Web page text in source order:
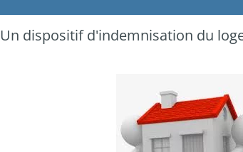
Un dispositif d'indemnisation du